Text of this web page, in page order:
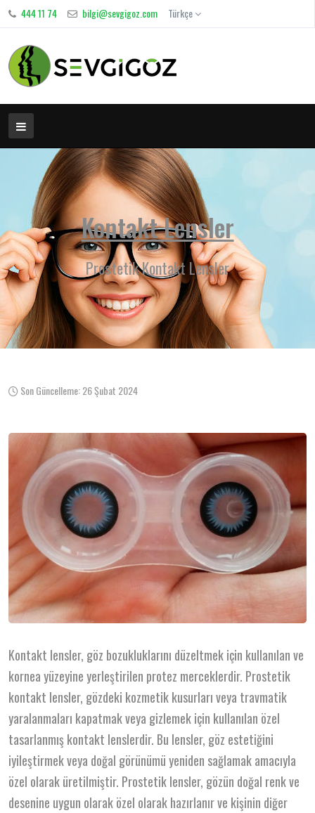
444 11 74 bilgi@sevgigoz.com Türkçe
Kontakt Lensler
Prostetik Kontakt Lensler
Son Güncelleme: 26 Şubat 2024
Kontakt lensler, göz bozukluklarını düzeltmek için kullanılan ve
kornea yüzeyine yerleştirilen protez merceklerdir. Prostetik
kontakt lensler, gözdeki kozmetik kusurları veya travmatik
yaralanmaları kapatmak veya gizlemek için kullanılan özel
tasarlanmış kontakt lenslerdir. Bu lensler, göz estetiğini
iyileştirmek veya doğal görünümü yeniden sağlamak amacıyla
özel olarak üretilmiştir. Prostetik lensler, gözün doğal renk ve
desenine uygun olarak özel olarak hazırlanır ve kişinin diğer